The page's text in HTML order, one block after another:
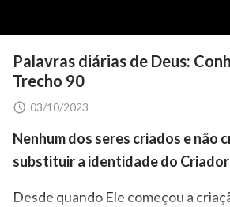
Palavras diárias de Deus:
Trecho 90
03/10/2023
Nenhum dos seres criados e não
substituir a identidade do Criador
Desde quando Ele começou a